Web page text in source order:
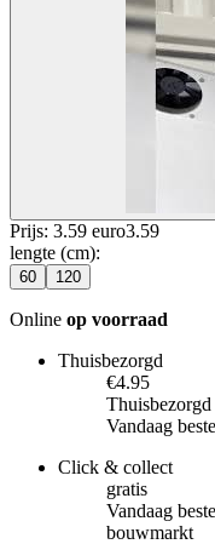
Prijs: 3.59 euro3.59
lengte (cm):
60 120
Online op voorraad
Thuisbezorgd
€4.95
Vandaag
Click & collect
gratis
Vandaag
bouwmarkt